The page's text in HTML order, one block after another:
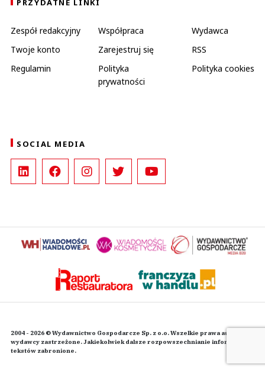
PRZYDATNE LINKI
Zespół redakcyjny Współpraca
Wydawca
Twoje konto
Zarejestruj się
RSS
Regulamin
Polityka
prywatności
Polityka cookies
SOCIAL MEDIA
2004 - 2026 © Wydawnictwo Gospodarcze Sp. z o.o. Wszelkie prawa autorskie
wydawcy zastrzeżone. Jakiekolwiek dalsze rozpowszechnianie informacji i
tekstów zabronione.